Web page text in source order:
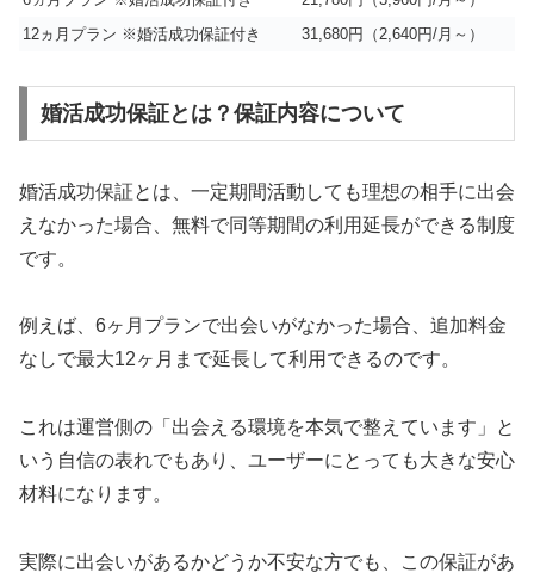
12ヵ月プラン ※婚活成功保証付き
31,680円（2,640円/月～）
婚活成功保証とは？保証内容について
婚活成功保証とは、一定期間活動しても理想の相手に出会
えなかった場合、無料で同等期間の利用延長ができる制度
です。
例えば、6ヶ月プランで出会いがなかった場合、追加料金
なしで最大12ヶ月まで延長して利用できるのです。
これは運営側の「出会える環境を本気で整えています」と
いう自信の表れでもあり、ユーザーにとっても大きな安心
材料になります。
実際に出会いがあるかどうか不安な方でも、この保証があ